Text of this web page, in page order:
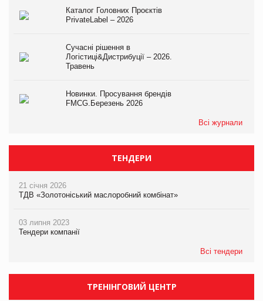
Каталог Головних Проєктів
PrivateLabel – 2026
Сучасні рішення в
Логістиці&Дистрибуції – 2026.
Травень
Новинки. Просування брендів
FMCG.Березень 2026
Всі журнали
ТЕНДЕРИ
21 січня 2026
ТДВ «Золотоніський маслоробний комбінат»
03 липня 2023
Тендери компанії
Всі тендери
ТРЕНІНГОВИЙ ЦЕНТР